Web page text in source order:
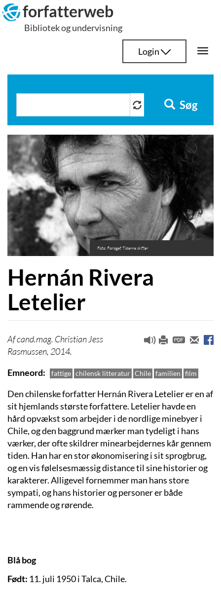
Hop
til
indhold
forfatterweb
Bibliotek og undervisning
Login
Søg
Foto: Forlaget Tiderne skifter
Hernán Rivera
Letelier
cand.mag. Christian Jess
Rasmussen, 2014.
Emneord
fattige chilensk litteratur Chile familien film
Den chilenske forfatter Hernán Rivera Letelier er en af
sit hjemlands største forfattere. Letelier havde en
hård opvækst som arbejder i de nordlige minebyer i
Chile, og den baggrund mærker man tydeligt i hans
værker, der ofte skildrer minearbejdernes kår gennem
tiden. Han har en stor økonomisering i sit sprogbrug,
og en vis følelsesmæssig distance til sine historier og
karakterer. Alligevel fornemmer man hans store
sympati, og hans historier og personer er både
rammende og rørende.
Blå bog
Født: 11. juli 1950 i Talca, Chile.